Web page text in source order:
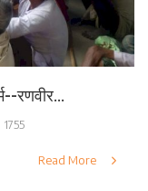
रणवीर...
1755
Read More